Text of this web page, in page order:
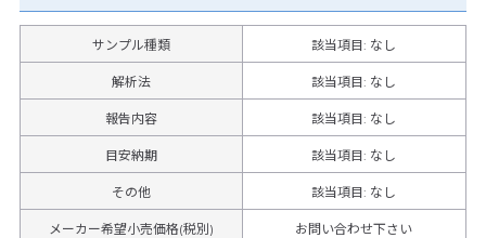
サンプル種類 該当項目: なし
解析法 該当項目: なし
報告内容 該当項目: なし
目安納期 該当項目: なし
その他 該当項目: なし
メーカー希望小売価格(税別)
お問い合わせ下さい